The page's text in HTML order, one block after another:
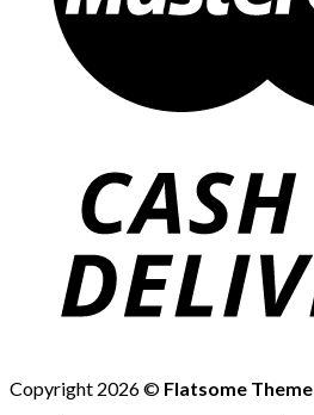
Copyright 2026 © Flatsome Theme